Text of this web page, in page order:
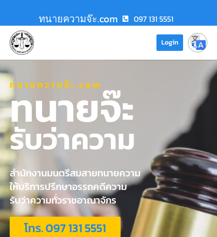
ทนายความจ๊ะ.com 097 131 5551
Login
ทนายความจ๊ะ.com
ทนายจ๊ะ
รับว่าความ
สำนักงานมนตรีสมสายทนายความ
ให้บริการปรึกษาอรรถคดีความ
รับว่าความทั่วราชอาณาจักร
โทร. 097 131 5551